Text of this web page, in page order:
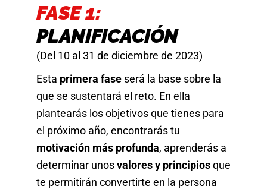
FASE 1:
PLANIFICACIÓN
(Del 10 al 31 de diciembre de 2023)
Esta primera faseserá la base sobre la
que se sustentará el reto. En ella
plantearás los objetivos que tienes para
el próximo año, encontrarás tu
motivación más profunda, aprenderás a
determinar unosvalores y principiosque
te permitirán convertirte en la persona